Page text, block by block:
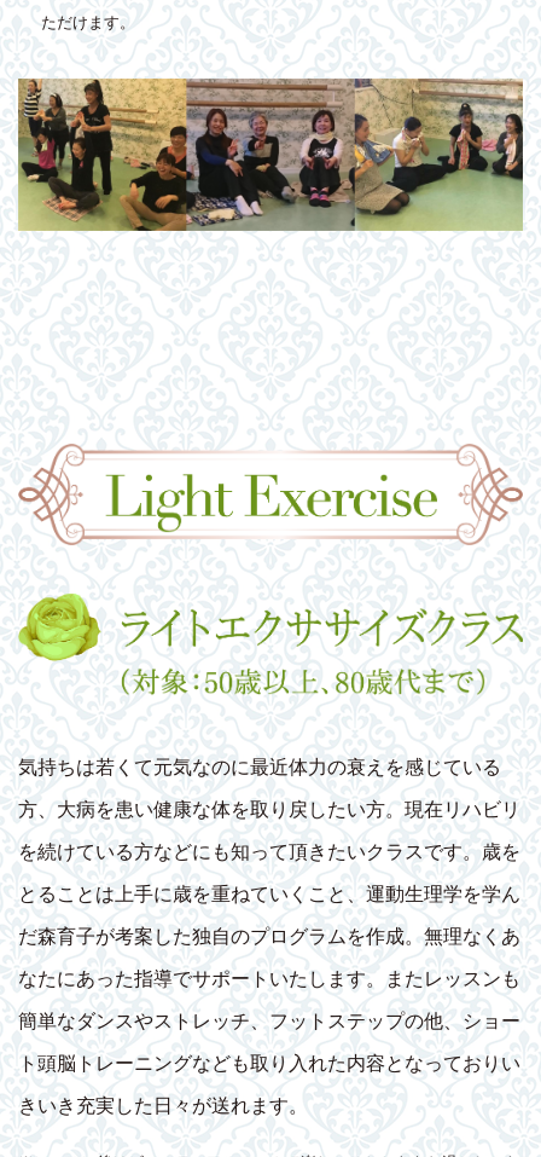
ただけます。
気持ちは若くて元気なのに最近体力の衰えを感じている
方、大病を患い健康な体を取り戻したい方。現在リハビリ
を続けている方などにも知って頂きたいクラスです。歳を
とることは上手に歳を重ねていくこと、運動生理学を学ん
だ森育子が考案した独自のプログラムを作成。無理なくあ
なたにあった指導でサポートいたします。またレッスンも
簡単なダンスやストレッチ、フットステップの他、ショー
ト頭脳トレーニングなども取り入れた内容となっておりい
きいき充実した日々が送れます。